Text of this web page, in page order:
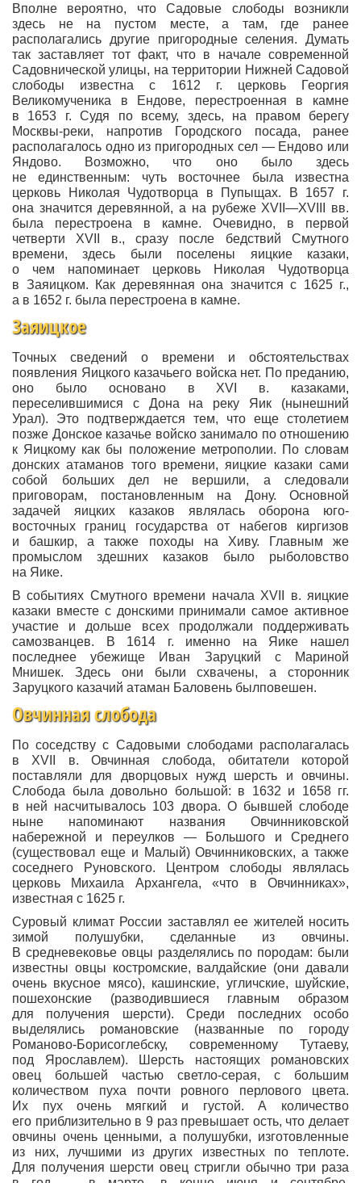
Вполне вероятно, что Садовые слободы возникли
здесь не на пустом месте, а там, где ранее
располагались другие пригородные селения. Думать
так заставляет тот факт, что в начале современной
Садовнической улицы, на территории Нижней Садовой
слободы известна с 1612 г. церковь Георгия
Великомученика в Ендове, перестроенная в камне
в 1653 г. Судя по всему, здесь, на правом берегу
Москвы-реки, напротив Городского посада, ранее
располагалось одно из пригородных сел — Ендово или
Яндово. Возможно, что оно было здесь
не единственным: чуть восточнее была известна
церковь Николая Чудотворца в Пупыщах. В 1657 г.
она значится деревянной, а на рубеже XVII—XVIII вв.
была перестроена в камне. Очевидно, в первой
четверти XVII в., сразу после бедствий Смутного
времени, здесь были поселены яицкие казаки,
о чем напоминает церковь Николая Чудотворца
в Заяицком. Как деревянная она значится с 1625 г.,
а в 1652 г. была перестроена в камне.
Заяицкое
Точных сведений о времени и обстоятельствах
появления Яицкого казачьего войска нет. По преданию,
оно было основано в XVI в. казаками,
переселившимися с Дона на реку Яик (нынешний
Урал). Это подтверждается тем, что еще столетием
позже Донское казачье войско занимало по отношению
к Яицкому как бы положение метрополии. По словам
донских атаманов того времени, яицкие казаки сами
собой больших дел не вершили, а следовали
приговорам, постановленным на Дону. Основной
задачей яицких казаков являлась оборона юго-
восточных границ государства от набегов киргизов
и башкир, а также походы на Хиву. Главным же
промыслом здешних казаков было рыболовство
на Яике.
В событиях Смутного времени начала XVII в. яицкие
казаки вместе с донскими принимали самое активное
участие и дольше всех продолжали поддерживать
самозванцев. В 1614 г. именно на Яике нашел
последнее убежище Иван Заруцкий с Мариной
Мнишек. Здесь они были схвачены, а сторонник
Заруцкого казачий атаман Баловень былповешен.
Овчинная слобода
По соседству с Садовыми слободами располагалась
в XVII в. Овчинная слобода, обитатели которой
поставляли для дворцовых нужд шерсть и овчины.
Слобода была довольно большой: в 1632 и 1658 гг.
в ней насчитывалось 103 двора. О бывшей слободе
ныне напоминают названия Овчинниковской
набережной и переулков — Большого и Среднего
(существовал еще и Малый) Овчинниковских, а также
соседнего Руновского. Центром слободы являлась
церковь Михаила Архангела, «что в Овчинниках»,
известная с 1625 г.
Суровый климат России заставлял ее жителей носить
зимой полушубки, сделанные из овчины.
В средневековье овцы разделялись по породам: были
известны овцы костромские, валдайские (они давали
очень вкусное мясо), кашинские, угличские, шуйские,
пошехонские (разводившиеся главным образом
для получения шерсти). Среди последних особо
выделялись романовские (названные по городу
Романово-Борисоглебску, современному Тутаеву,
под Ярославлем). Шерсть настоящих романовских
овец большей частью светло-серая, с большим
количеством пуха почти ровного перлового цвета.
Их пух очень мягкий и густой. А количество
его приблизительно в 9 раз превышает ость, что делает
овчины очень ценными, а полушубки, изготовленные
из них, лучшими из других известных по теплоте.
Для получения шерсти овец стригли обычно три раза